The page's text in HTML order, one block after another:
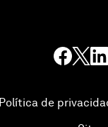
Política de